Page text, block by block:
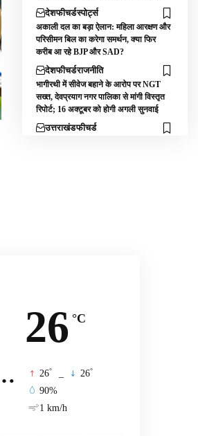
देशफीचर्डस्पोर्ट्स
अकाली दल का बड़ा ऐलान: महिला आरक्षण और
परिसीमन बिल का करेगा समर्थन, क्या फिर
करीब आ रहे BJP और SAD?
देशफीचर्डराजनीति
भागीरथी में सीवेज बहाने के आरोप पर NGT
सख्त, देवप्रयाग नगर पालिका से मांगी विस्तृत
रिपोर्ट; 16 अक्टूबर को होगी अगली सुनवाई
उत्तराखंडफीचर्ड
26 °C
26° 26°
90%
1 km/h